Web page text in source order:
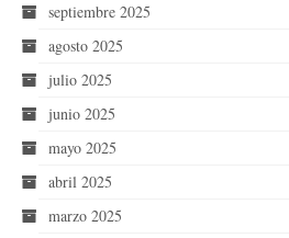
septiembre 2025
agosto 2025
julio 2025
junio 2025
mayo 2025
abril 2025
marzo 2025